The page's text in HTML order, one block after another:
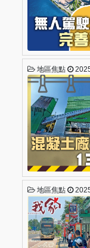
地區焦點
地區焦點